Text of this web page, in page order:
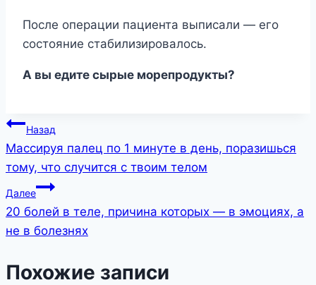
После операции пациента выписали — его
состояние стабилизировалось.
А вы едите сырые морепродукты?
Навигация
по
записям
Назад
Массируя палец по 1 минуте в день, поразишься
тому, что случится с твоим телом
Далее
20 болей в теле, причина которых — в эмоциях, а
не в болезнях
Похожие записи